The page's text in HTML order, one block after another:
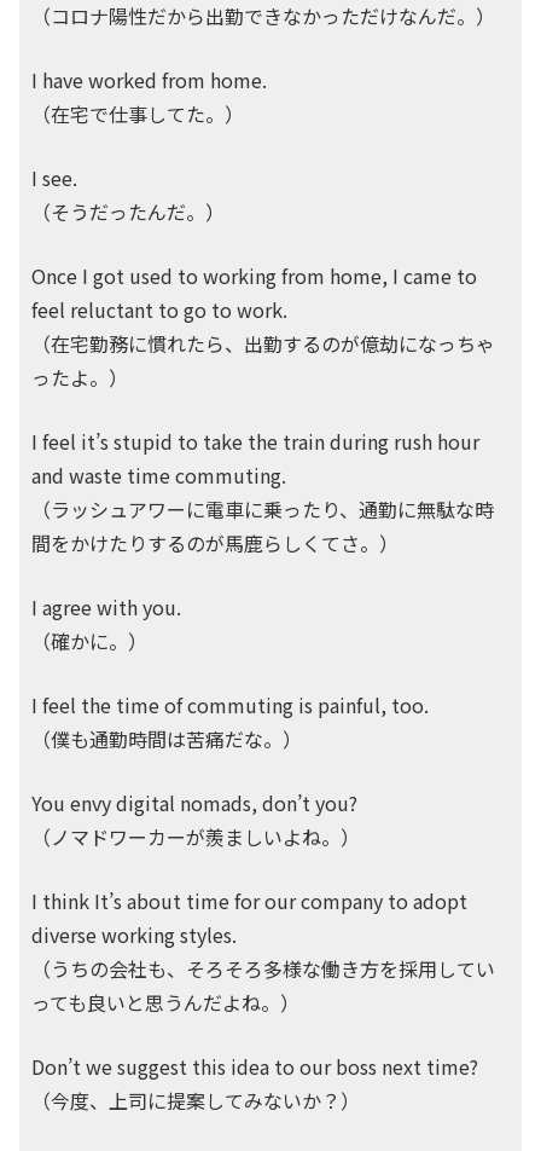
（コロナ陽性だから出勤できなかっただけなんだ。）
I have worked from home.
（在宅で仕事してた。）
I see.
（そうだったんだ。）
Once I got used to working from home, I came to
feel reluctant to go to work.
（在宅勤務に慣れたら、出勤するのが億劫になっちゃ
ったよ。）
I feel it’s stupid to take the train during rush hour
and waste time commuting.
（ラッシュアワーに電車に乗ったり、通勤に無駄な時
間をかけたりするのが馬鹿らしくてさ。）
I agree with you.
（確かに。）
I feel the time of commuting is painful, too.
（僕も通勤時間は苦痛だな。）
You envy digital nomads, don’t you?
（ノマドワーカーが羨ましいよね。）
I think It’s about time for our company to adopt
diverse working styles.
（うちの会社も、そろそろ多様な働き方を採用してい
っても良いと思うんだよね。）
Don’t we suggest this idea to our boss next time?
（今度、上司に提案してみないか？）